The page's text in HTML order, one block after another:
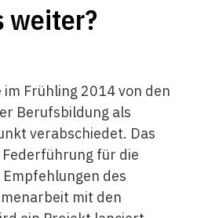
weiter?
Frühling 2014 von den
Berufsbildung als
verabschiedet. Das
für die
des
mit den